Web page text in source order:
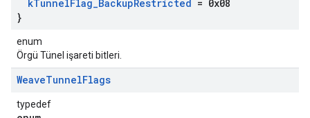
kTunnelFlag_BackupRestricted = 0x08
}
enum
Örgü Tünel işareti bitleri.
WeaveTunnelFlags
typedef